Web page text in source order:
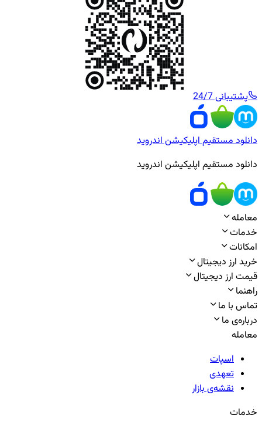
پشتیبانی 24/7
دانلود مستقیم اپلیکیشن اندروید
دانلود مستقیم اپلیکیشن اندروید
معامله
خدمات
امکانات
خرید ارز دیجیتال
قیمت ارز دیجیتال
راهنما
تماس با ما
درباره‌ی ما
معامله
اسپات
تعهدی
نقشه‌ی بازار
خدمات